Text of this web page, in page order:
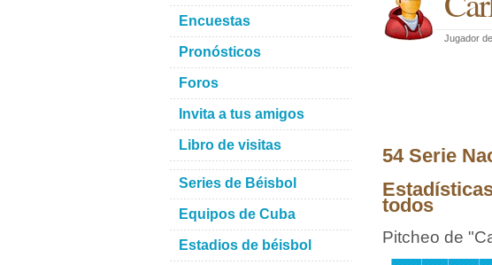
Jugador
54 Serie
todos
Pitcheo de
Encuestas
Pronósticos
Foros
Invita a tus amigos
Libro de visitas
Series de Béisbol
Equipos de Cuba
Estadios de béisbol